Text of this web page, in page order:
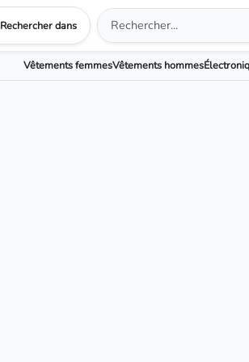
Rechercher dans
Vêtements femmesVêtements hommes